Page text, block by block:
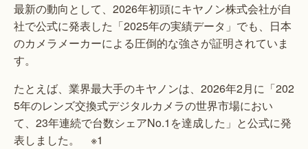
最新の動向として、2026年初頭にキヤノン株式会社が自
社で公式に発表した「2025年の実績データ」でも、日本
のカメラメーカーによる圧倒的な強さが証明されていま
す。
たとえば、業界最大手のキヤノンは、2026年2月に「202
5年のレンズ交換式デジタルカメラの世界市場におい
て、23年連続で台数シェアNo.1を達成した」と公式に発
表しました。 ※1